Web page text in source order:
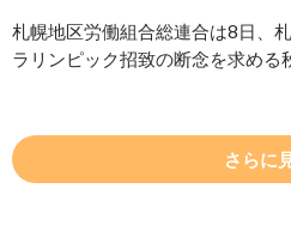
札幌地区労働組合総連合は8日、
ラリンピック招致の断念を求め
さらに